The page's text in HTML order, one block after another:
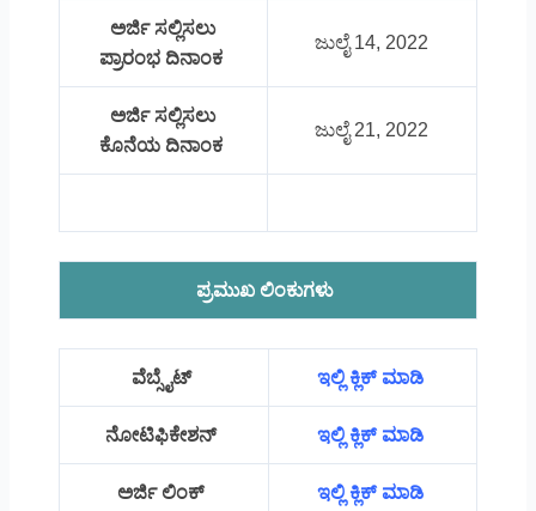
ಅರ್ಜಿ ಸಲ್ಲಿಸಲು
ಪ್ರಾರಂಭ ದಿನಾಂಕ
ಜುಲೈ 14, 2022
ಅರ್ಜಿ ಸಲ್ಲಿಸಲು
ಕೊನೆಯ ದಿನಾಂಕ
ಜುಲೈ 21, 2022
ಪ್ರಮುಖ ಲಿಂಕುಗಳು
ವೆಬ್ಸೈಟ್ ಇಲ್ಲಿ ಕ್ಲಿಕ್ ಮಾಡಿ
ನೋಟಿಫಿಕೇಶನ್ ಇಲ್ಲಿ ಕ್ಲಿಕ್ ಮಾಡಿ
ಅರ್ಜಿ ಲಿಂಕ್ ಇಲ್ಲಿ ಕ್ಲಿಕ್ ಮಾಡಿ